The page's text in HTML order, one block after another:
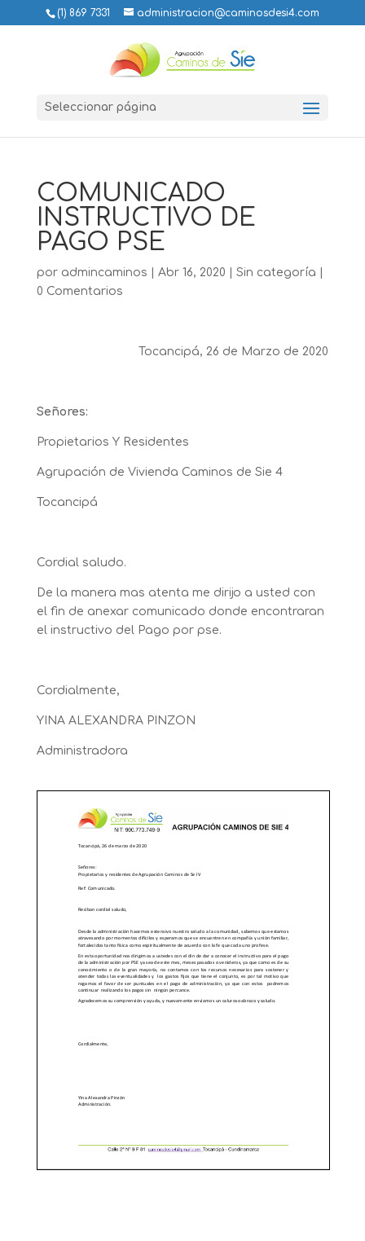
(1) 869 7331 administracion@caminosdesi4.com
Seleccionar página
COMUNICADO
INSTRUCTIVO DE
PAGO PSE
por admincaminos Abr 16, 2020 Sin categoría
0 Comentarios
Tocancipá, 26 de Marzo de 2020
Señores:
Propietarios Y Residentes
Agrupación de Vivienda Caminos de Sie 4
Tocancipá
Cordial saludo.
De la manera mas atenta me dirijo a usted con
el fin de anexar comunicado donde encontraran
el instructivo del Pago por pse.
Cordialmente,
YINA ALEXANDRA PINZON
Administradora